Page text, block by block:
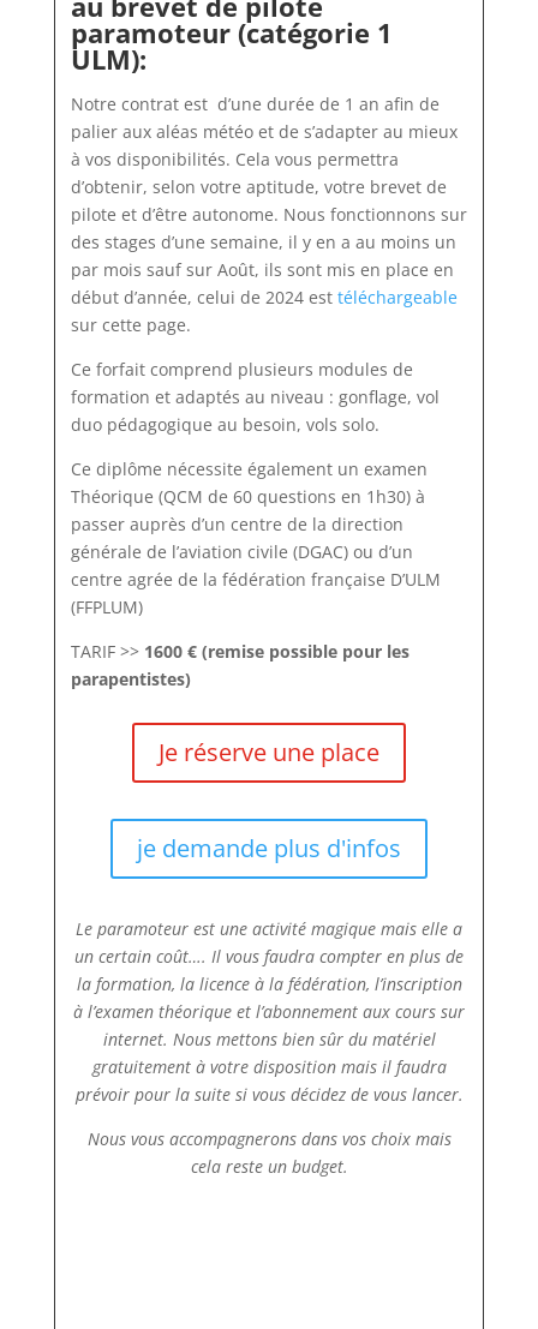
paramoteur (catégorie 1
ULM):
Notre contrat est d’une durée de 1 an afin de
palier aux aléas météo et de s’adapter au mieux
à vos disponibilités. Cela vous permettra
d’obtenir, selon votre aptitude, votre brevet de
pilote et d’être autonome. Nous fonctionnons sur
des stages d’une semaine, il y en a au moins un
par mois sauf sur Août, ils sont mis en place en
début d’année, celui de 2024 est téléchargeable
sur cette page.
Ce forfait comprend plusieurs modules de
formation et adaptés au niveau : gonflage, vol
duo pédagogique au besoin, vols solo.
Ce diplôme nécessite également un examen
Théorique (QCM de 60 questions en 1h30) à
passer auprès d’un centre de la direction
générale de l’aviation civile (DGAC) ou d’un
centre agrée de la fédération française D’ULM
(FFPLUM)
TARIF >> 1600 € (remise possible pour les
parapentistes)
Je réserve une place
je demande plus d'infos
Le paramoteur est une activité magique mais elle a
un certain coût…. Il vous faudra compter en plus de
la formation, la licence à la fédération, l’inscription
à l’examen théorique et l’abonnement aux cours sur
internet. Nous mettons bien sûr du matériel
gratuitement à votre disposition mais il faudra
prévoir pour la suite si vous décidez de vous lancer.
Nous vous accompagnerons dans vos choix mais
cela reste un budget.